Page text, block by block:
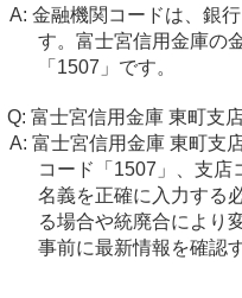
金融機関コードは、銀
す。富士宮信用金庫の
「1507」です。
富士宮信用金庫 東町支
富士宮信用金庫 東町支
コード「1507」、支店
名義を正確に入力する
る場合や統廃合により
事前に最新情報を確認